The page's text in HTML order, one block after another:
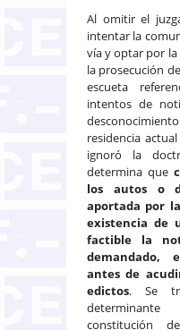
Al omitir el
intentar la
vía y optar por
la prosecución
escueta
intentos de
residencia
ignoró la
determina que
los autos o
aportada por
existencia de
factible la
demandado,
antes de
edictos. Se
constitución